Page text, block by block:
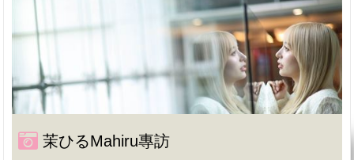
茉ひるMahiru專訪